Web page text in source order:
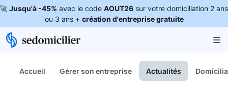
🚀 Jusqu'à -45% avec le code AOUT26 sur votre domiciliation 2 ans
ou 3 ans + création d'entreprise gratuite
Accueil Gérer son entreprise Actualités